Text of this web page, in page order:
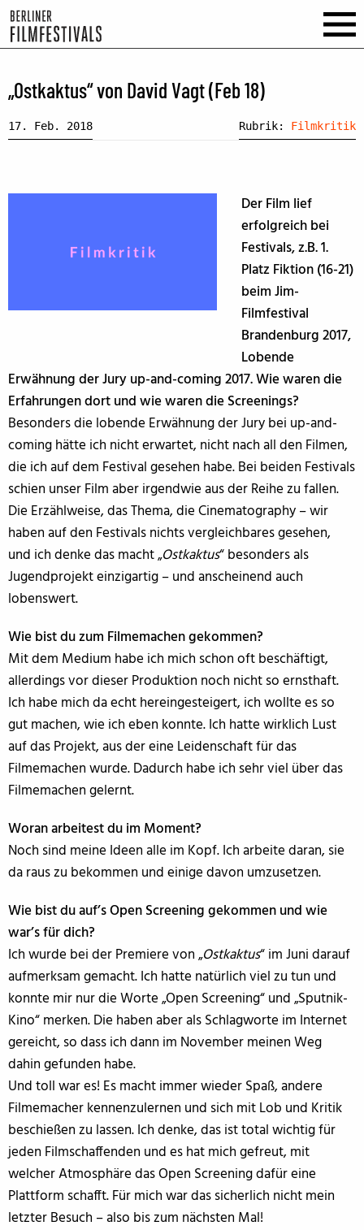
„Ostkaktus“ von David Vagt (Feb 18)
17. Feb. 2018 Rubrik: Filmkritik
Der Film lief
erfolgreich bei
Festivals, z.B. 1.
Platz Fiktion (16-21)
beim Jim-
Filmfestival
Brandenburg 2017,
Lobende
Erwähnung der Jury up-and-coming 2017. Wie waren die
Erfahrungen dort und wie waren die Screenings?
Besonders die lobende Erwähnung der Jury bei up-and-
coming hätte ich nicht erwartet, nicht nach all den Filmen,
die ich auf dem Festival gesehen habe. Bei beiden Festivals
schien unser Film aber irgendwie aus der Reihe zu fallen.
Die Erzählweise, das Thema, die Cinematography – wir
haben auf den Festivals nichts vergleichbares gesehen,
und ich denke das macht „Ostkaktus“ besonders als
Jugendprojekt einzigartig – und anscheinend auch
lobenswert.
Wie bist du zum Filmemachen gekommen?
Mit dem Medium habe ich mich schon oft beschäftigt,
allerdings vor dieser Produktion noch nicht so ernsthaft.
Ich habe mich da echt hereingesteigert, ich wollte es so
gut machen, wie ich eben konnte. Ich hatte wirklich Lust
auf das Projekt, aus der eine Leidenschaft für das
Filmemachen wurde. Dadurch habe ich sehr viel über das
Filmemachen gelernt.
Woran arbeitest du im Moment?
Noch sind meine Ideen alle im Kopf. Ich arbeite daran, sie
da raus zu bekommen und einige davon umzusetzen.
Wie bist du auf’s Open Screening gekommen und wie
war’s für dich?
Ich wurde bei der Premiere von „Ostkaktus“ im Juni darauf
aufmerksam gemacht. Ich hatte natürlich viel zu tun und
konnte mir nur die Worte „Open Screening“ und „Sputnik-
Kino“ merken. Die haben aber als Schlagworte im Internet
gereicht, so dass ich dann im November meinen Weg
dahin gefunden habe.
Und toll war es! Es macht immer wieder Spaß, andere
Filmemacher kennenzulernen und sich mit Lob und Kritik
beschießen zu lassen. Ich denke, das ist total wichtig für
jeden Filmschaffenden und es hat mich gefreut, mit
welcher Atmosphäre das Open Screening dafür eine
Plattform schafft. Für mich war das sicherlich nicht mein
letzter Besuch – also bis zum nächsten Mal!